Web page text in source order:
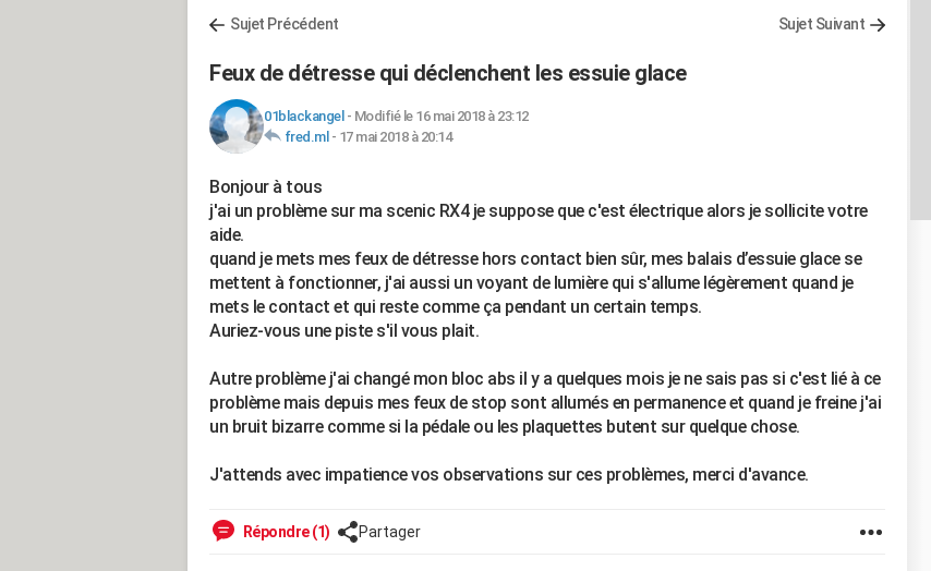
Sujet Précédent Sujet Suivant
Feux de détresse qui déclenchent les essuie glace
01blackangel - Modifié le 16 mai 2018 à 23:12
fred.ml - 17 mai 2018 à 20:14
Bonjour à tous
j'ai un problème sur ma scenic RX4 je suppose que c'est électrique alors je sollicite votre
aide.
quand je mets mes feux de détresse hors contact bien sûr, mes balais d’essuie glace se
mettent à fonctionner, j'ai aussi un voyant de lumière qui s'allume légèrement quand je
mets le contact et qui reste comme ça pendant un certain temps.
Auriez-vous une piste s'il vous plait.
Autre problème j'ai changé mon bloc abs il y a quelques mois je ne sais pas si c'est lié à ce
problème mais depuis mes feux de stop sont allumés en permanence et quand je freine j'ai
un bruit bizarre comme si la pédale ou les plaquettes butent sur quelque chose.
J'attends avec impatience vos observations sur ces problèmes, merci d'avance.
Répondre (1) Partager